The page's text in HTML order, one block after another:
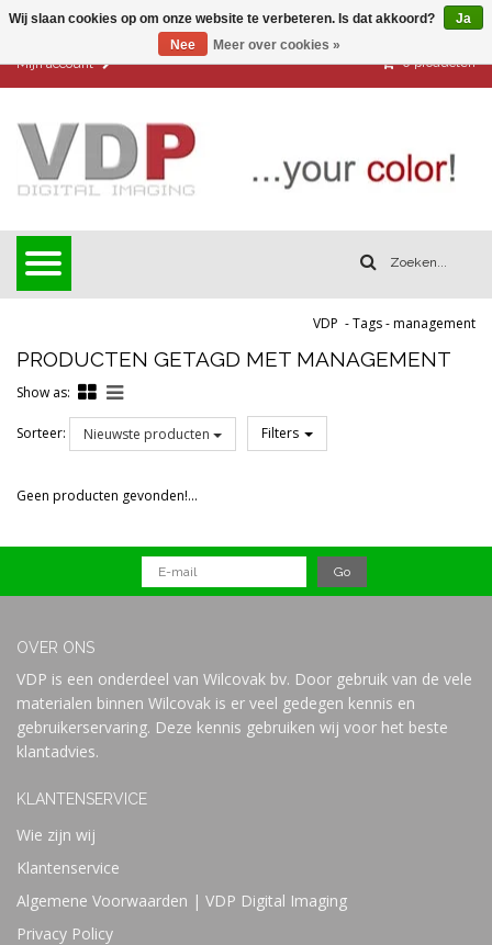
Mijn account 0 producten
VDP -Tags-management
PRODUCTEN GETAGD MET MANAGEMENT
Show as:
Sorteer: Nieuwste producten Filters
Prijs
Geen producten gevonden!...
OVER ONS
VDP is een onderdeel van Wilcovak bv. Door gebruik van de vele
materialen binnen Wilcovak is er veel gedegen kennis en
gebruikerservaring. Deze kennis gebruiken wij voor het beste
klantadvies.
KLANTENSERVICE
Wie zijn wij
Klantenservice
Algemene Voorwaarden | VDP Digital Imaging
Privacy Policy
Wij slaan cookies op om onze website te verbeteren. Is dat akkoord?
Ja
Nee
Meer over cookies »